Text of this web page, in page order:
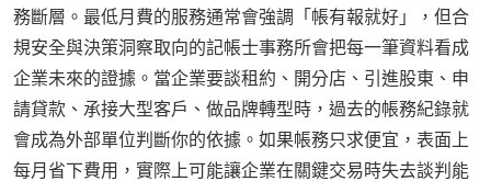
務斷層。最低月費的服務通常會強調「帳有報就好」，但合
規安全與決策洞察取向的記帳士事務所會把每一筆資料看成
企業未來的證據。當企業要談租約、開分店、引進股東、申
請貸款、承接大型客戶、做品牌轉型時，過去的帳務紀錄就
會成為外部單位判斷你的依據。如果帳務只求便宜，表面上
每月省下費用，實際上可能讓企業在關鍵交易時失去談判能